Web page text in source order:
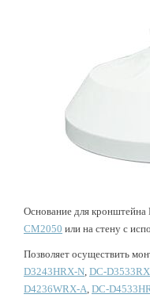
Основание для кронштейна
CM2050 или на стену с
Позволяет осуществить
D3243HRX-N, DC-D3533RX
D4236WRX-A, DC-